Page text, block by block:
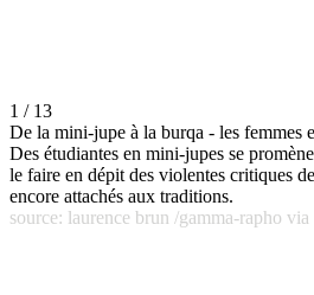
1 / 13
De la mini-jupe à la burqa - les femmes
Des étudiantes en mini-jupes se
le faire en dépit des violentes critiques
encore attachés aux traditions.
source: laurence brun /gamma-rapho